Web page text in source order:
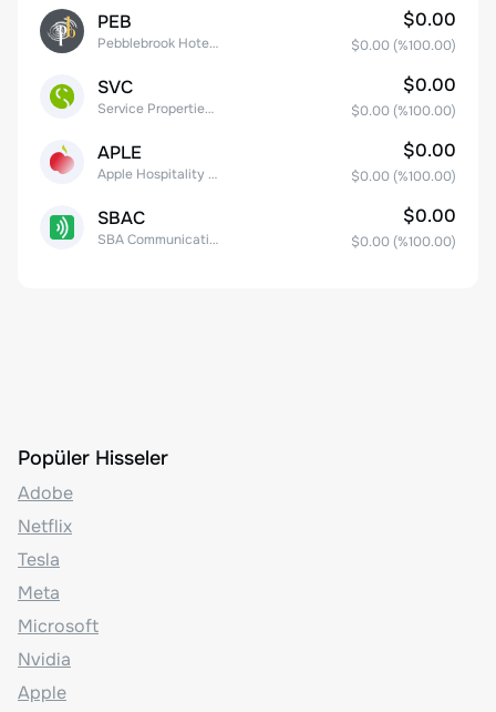
PEB
Pebblebrook Hotel Trust
$0.00
$0.00 (%100.00)
SVC
Service Properties Trust Common Stock
$0.00
$0.00 (%100.00)
APLE
Apple Hospitality REIT, Inc.
$0.00
$0.00 (%100.00)
SBAC
SBA Communications Corp
$0.00
$0.00 (%100.00)
Popüler Hisseler
Adobe
Netflix
Tesla
Meta
Microsoft
Nvidia
Apple